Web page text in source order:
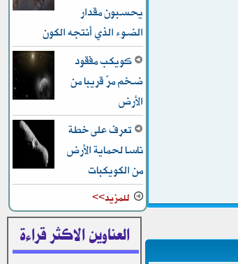
يحسبون مقدار
الضوء الذي أنتجه الكون
كويكب مفقود
ضخم مرّ قريبا من
الأرض
تعرف على خطة
ناسا لحماية الأرض
من الكويكبات
للمزيد>>
العناوين الاكثر قراءة